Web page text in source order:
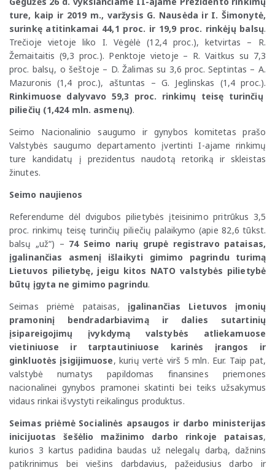
ture, kaip ir 2019 m., varžysis G. Nausėda ir I. Šimonytė,
surinkę atitinkamai 44,1 proc. ir 19,9 proc. rinkėjų balsų.
Trečioje vietoje liko I. Vėgėlė (12,4 proc.), ketvirtas – R.
Žemaitaitis (9,3 proc.). Penktoje vietoje – R. Vaitkus su 7,3
proc. balsų, o šeštoje – D. Žalimas su 3,6 proc. Septintas – A.
Mazuronis (1,4 proc.), aštuntas – G. Jeglinskas (1,4 proc.).
Rinkimuose dalyvavo 59,3 proc. rinkimų teisę turinčių
piliečių (1,424 mln. asmenų).
Seimo Nacionalinio saugumo ir gynybos komitetas prašo
Valstybės saugumo departamento įvertinti I-ajame rinkimų
ture kandidatų į prezidentus naudotą retoriką ir skleistas
žinutes.
Seimo naujienos
Referendume dėl dvigubos pilietybės įteisinimo pritrūkus 3,5
proc. rinkimų teisę turinčių piliečių palaikymo (apie 82,6 tūkst.
balsų „už“) – 74 Seimo narių grupė registravo pataisas,
įgalinančias asmenį išlaikyti gimimo pagrindu turimą
Lietuvos pilietybę, jeigu kitos NATO valstybės pilietybė
būtų įgyta ne gimimo pagrindu.
Seimas priėmė pataisas, įgalinančias Lietuvos įmonių
pramoninį bendradarbiavimą ir dalies sutartinių
įsipareigojimų įvykdymą valstybės atliekamuose
vietiniuose ir tarptautiniuose karinės įrangos ir
ginkluotės įsigijimuose, kurių vertė virš 5 mln. Eur. Taip pat,
valstybė numatys papildomas finansines priemones
nacionalinei gynybos pramonei skatinti bei teiks užsakymus
vidaus rinkai išvystyti reikalingus produktus.
Seimas priėmė Socialinės apsaugos ir darbo ministerijas
inicijuotas šešėlio mažinimo darbo rinkoje pataisas,
kurios 3 kartus padidina baudas už nelegalų darbą, dažnins
patikrinimus bei viešins darbdavius, pažeidusius darbo ir